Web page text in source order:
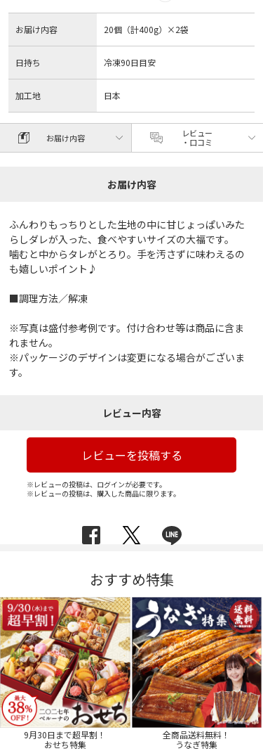
お届け内容 20個（計400g）×2袋
日持ち 冷凍90日目安
加工地 日本
お届け内容
レビュー
・口コミ
お届け内容
ふんわりもっちりとした生地の中に甘じょっぱいみた
らしダレが入った、食べやすいサイズの大福です。
噛むと中からタレがとろり。手を汚さずに味わえるの
も嬉しいポイント♪
■調理方法／解凍
※写真は盛付参考例です。付け合わせ等は商品に含ま
れません。
※パッケージのデザインは変更になる場合がございま
す。
レビュー内容
レビューを投稿する
※レビューの投稿は、ログインが必要です。
※レビューの投稿は、購入した商品に限ります。
おすすめ特集
9月30日まで超早割！
おせち特集
全商品送料無料！
うなぎ特集